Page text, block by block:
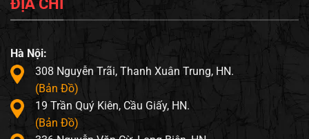
ĐỊA CHỈ
Hà Nội:
308 Nguyễn Trãi, Thanh Xuân Trung, HN.
(Bản Đồ)
19 Trần Quý Kiên, Cầu Giấy, HN.
(Bản Đồ)